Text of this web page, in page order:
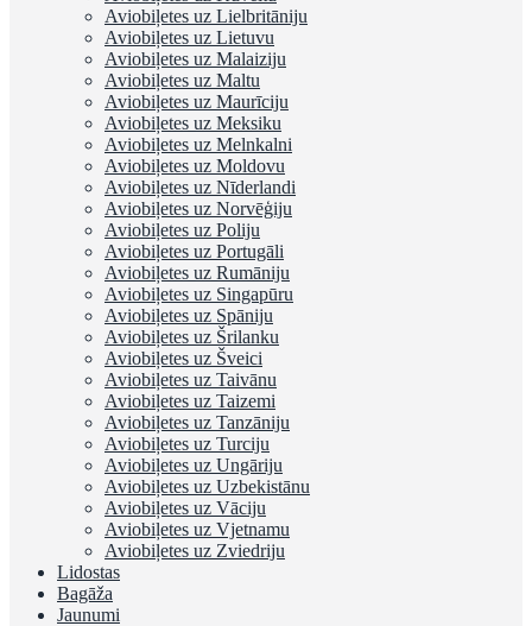
Aviobiļetes uz Lielbritāniju
Aviobiļetes uz Lietuvu
Aviobiļetes uz Malaiziju
Aviobiļetes uz Maltu
Aviobiļetes uz Maurīciju
Aviobiļetes uz Meksiku
Aviobiļetes uz Melnkalni
Aviobiļetes uz Moldovu
Aviobiļetes uz Nīderlandi
Aviobiļetes uz Norvēģiju
Aviobiļetes uz Poliju
Aviobiļetes uz Portugāli
Aviobiļetes uz Rumāniju
Aviobiļetes uz Singapūru
Aviobiļetes uz Spāniju
Aviobiļetes uz Šrilanku
Aviobiļetes uz Šveici
Aviobiļetes uz Taivānu
Aviobiļetes uz Taizemi
Aviobiļetes uz Tanzāniju
Aviobiļetes uz Turciju
Aviobiļetes uz Ungāriju
Aviobiļetes uz Uzbekistānu
Aviobiļetes uz Vāciju
Aviobiļetes uz Vjetnamu
Aviobiļetes uz Zviedriju
Lidostas
Bagāža
Jaunumi